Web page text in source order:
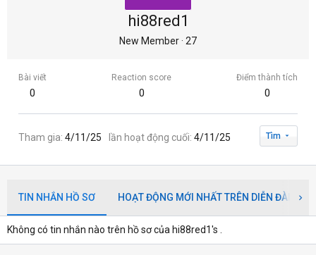
hi88red1
New Member· 27
Bài viết
0
Reaction score
0
Điểm thành tích
0
Tham gia 4/11/25 lần hoạt động cuối 4/11/25 Tìm
TIN NHẮN HỒ SƠ HOẠT ĐỘNG MỚI NHẤT TRÊN DIỄN ĐÀN
Không có tin nhắn nào trên hồ sơ của hi88red1's .